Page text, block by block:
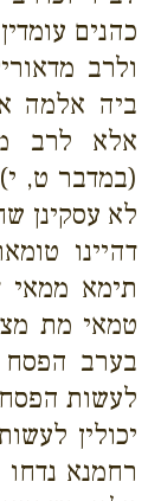
כהנים
ולרב
ביה אלמה
אלא לרב
(במדבר ט,
לא עסקינן
דהיינו
תימא ממאי
טמאי מת
בערב
לעשות הפסח
יכולין
רחמנא